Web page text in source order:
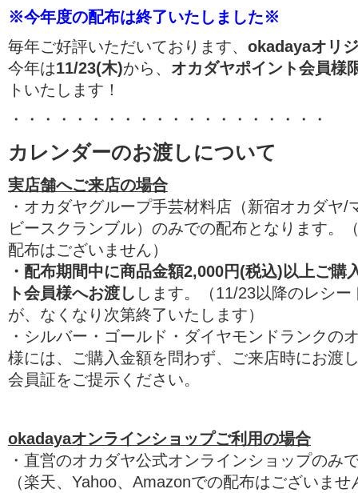
※今年度の配布は終了いたしました※
毎年ご好評いただいております、 okadayaオリ
今年は11/23(木)から、 オカダヤポイント会員様
トいたします！
・・・・・・・・・・・・・・・・・・・・
カレンダーのお渡しについて
実店舗へご来店の場合
・オカダヤグループ手芸材料店（新宿オカダヤ/
ビースクランブル）のみでの配布となります。
配布はございません）
・配布期間中に商品金額2,000円(税込)以上ご購
ト会員様へお渡し します。（11/23以降のレシ
が、なくなり次第終了いたします）
・シルバー・ゴールド・ダイヤモンドランクの
様には、ご購入金額を問わず、ご来店時にお渡
会員証をご提示ください。
okadayaオンラインショップご利用の場合
・直営のオカダヤ公式オンラインショップのみ
（楽天、Yahoo、Amazonでの配布はございま